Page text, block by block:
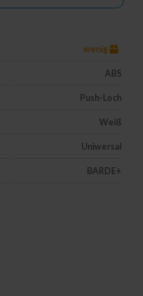
wenig
ABS
Push-Loch
Weiß
Uniwersal
BARDE+